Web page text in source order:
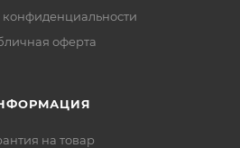
оферта
на товар